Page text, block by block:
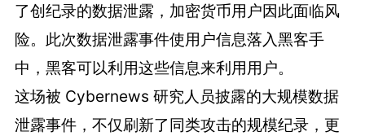
了创纪录的数据泄露，加密货币用户因此面临风
险。此次数据泄露事件使用户信息落入黑客手
中，黑客可以利用这些信息来利用用户。
这场被 Cybernews 研究人员披露的大规模数据
泄露事件，不仅刷新了同类攻击的规模纪录，更